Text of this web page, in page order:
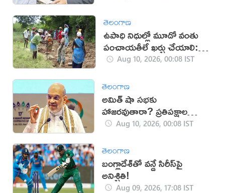
తెలంగాణ
ఉపాధి నిధుల్లో మూడో వంతు
పంచాయతీలే ఖర్చు చేయాలి:
కేంద్రంAug 10, 2026, 00:08 IST
తెలంగాణ
అమిత్ షా సభకు
హాజరవుతారా? ప్రతిపక్షాల
డిమాండ్
Aug 10, 2026, 00:08 IST
తెలంగాణ
బంగ్లాదేశ్‌తో వన్డే సిరీస్‌పై
అనిశ్చితి!
Aug 09, 2026, 17:08 IST